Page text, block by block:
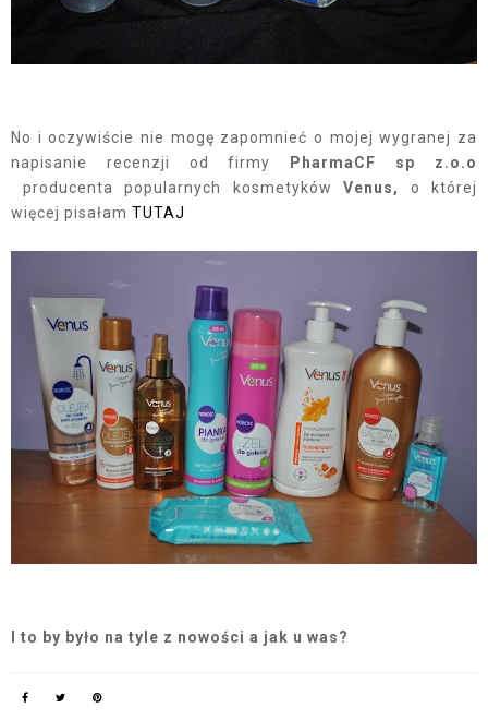
No i oczywiście nie mogę zapomnieć o mojej wygranej za
napisanie recenzji od firmy
PharmaCF sp z.o.o
producenta popularnych kosmetyków Venus,
o której
więcej pisałam TUTAJ
I to by było na tyle z nowości a jak u was?